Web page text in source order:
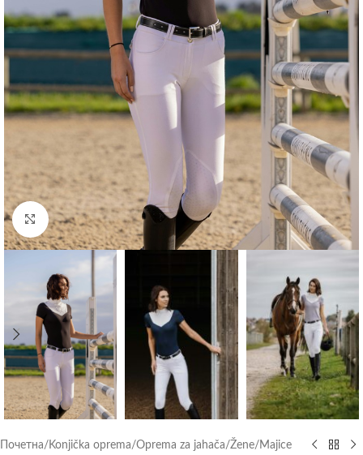
Click to enlarge
Почетна/Konjička oprema/Oprema za jahača/Žene/Majice